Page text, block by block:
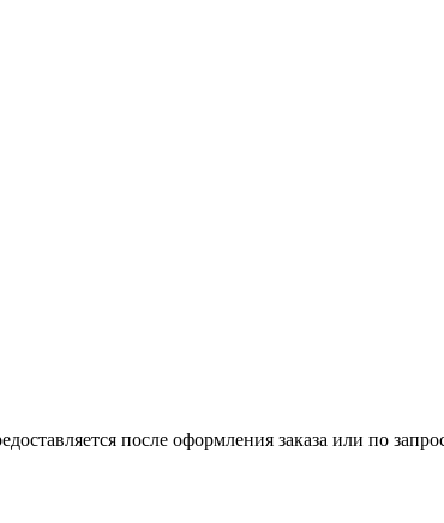
после оформления заказа или по